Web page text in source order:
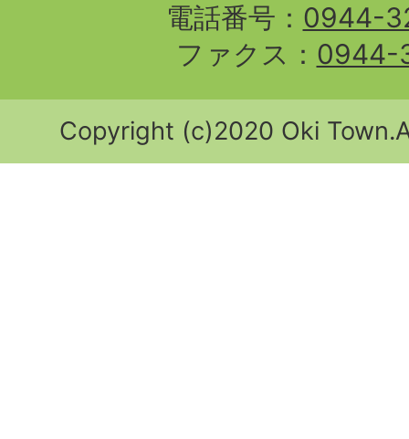
電話番号： 0944-
ファクス： 0944-
Copyright (c)2020 Oki